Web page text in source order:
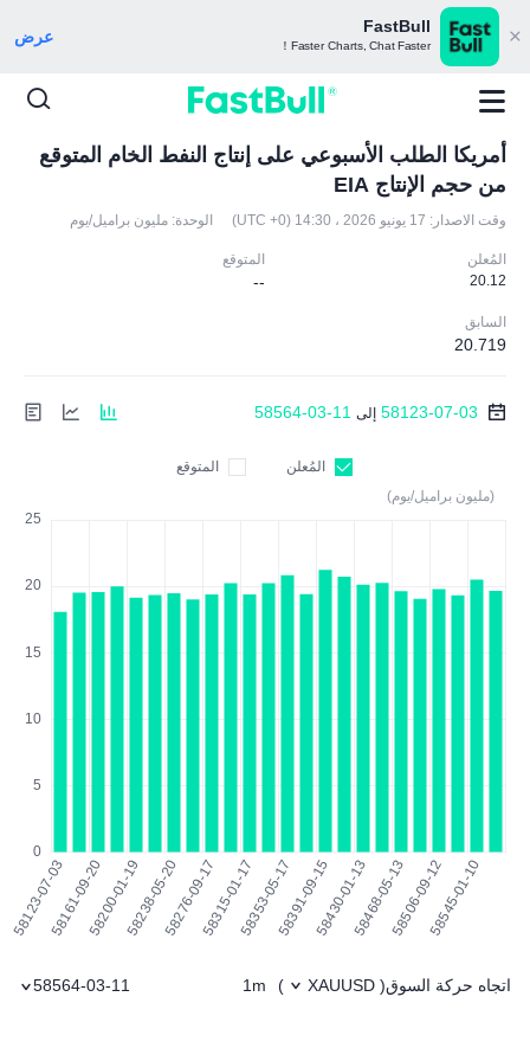
FastBull
Faster Charts, Chat Faster！ عرض
أمريكا الطلب الأسبوعي على إنتاج النفط الخام المتوقع
من حجم الإنتاج EIA
وقت الاصدار: 17 يونيو 2026 ، 14:30 (UTC +0) الوحدة: مليون براميل/يوم
المُعلن
20.12
المتوقع
--
السابق
20.719
58123-07-03 إلى 58564-03-11
المُعلن
المتوقع
(مليون براميل/يوم)
اتجاه حركة السوق(
XAUUSD
)
1m
58564-03-11